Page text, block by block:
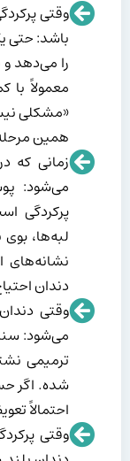
وقتی
باشد: حتی
را می‌دهد و
معمولاً با
«مشکلی
همین
زمانی که
می‌شود:
پرکردگی
لبه‌ها،
نشانه‌های
دندان
وقتی
می‌شود:
ترمیمی
شده. اگر
احتمالاً
وقتی